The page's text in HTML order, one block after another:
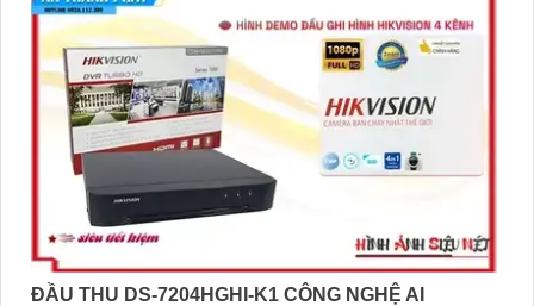
ĐẦU THU DS-7204HGHI-K1 CÔNG NGHỆ AI